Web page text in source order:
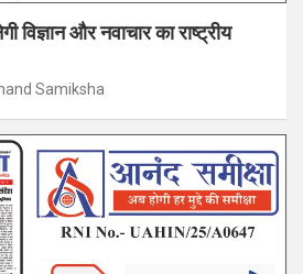
विज्ञान और नवाचार का राष्ट्रीय
Samiksha